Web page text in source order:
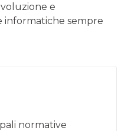
e
informatiche sempre
normative